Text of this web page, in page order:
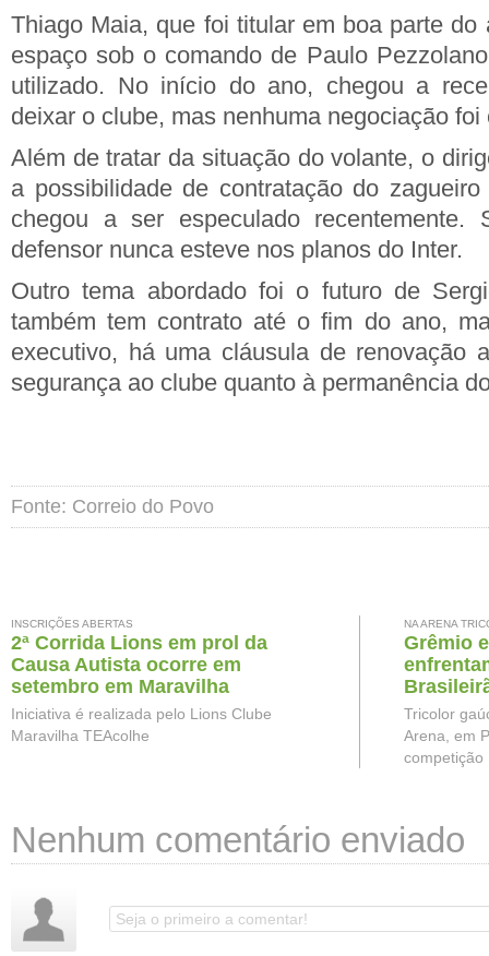
Thiago Maia, que foi titular em boa parte do
espaço sob o comando de Paulo
utilizado. No início do ano, chegou a
deixar o clube, mas nenhuma negociação foi
Além de tratar da situação do volante, o
a possibilidade de contratação do
chegou a ser especulado recentemente.
defensor nunca esteve nos planos do Inter.
Outro tema abordado foi o futuro de
também tem contrato até o fim do ano,
executivo, há uma cláusula de renovação
segurança ao clube quanto à permanência
Fonte: Correio do Povo
INSCRIÇÕES ABERTAS
2ª Corrida Lions em prol da
Causa Autista ocorre em
setembro em Maravilha
Iniciativa é realizada pelo Lions Clube
Maravilha TEAcolhe
NA ARENA
Grêmio
Tricolor
Arena, em
competição
Nenhum comentário enviado